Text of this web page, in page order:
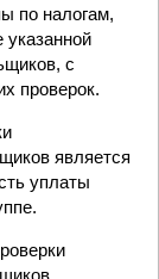
по налогам,
с
проверок.
является
уплаты